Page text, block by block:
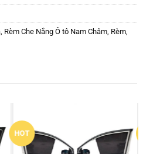
, Rèm Che Nắng Ô tô Nam Châm, Rèm,